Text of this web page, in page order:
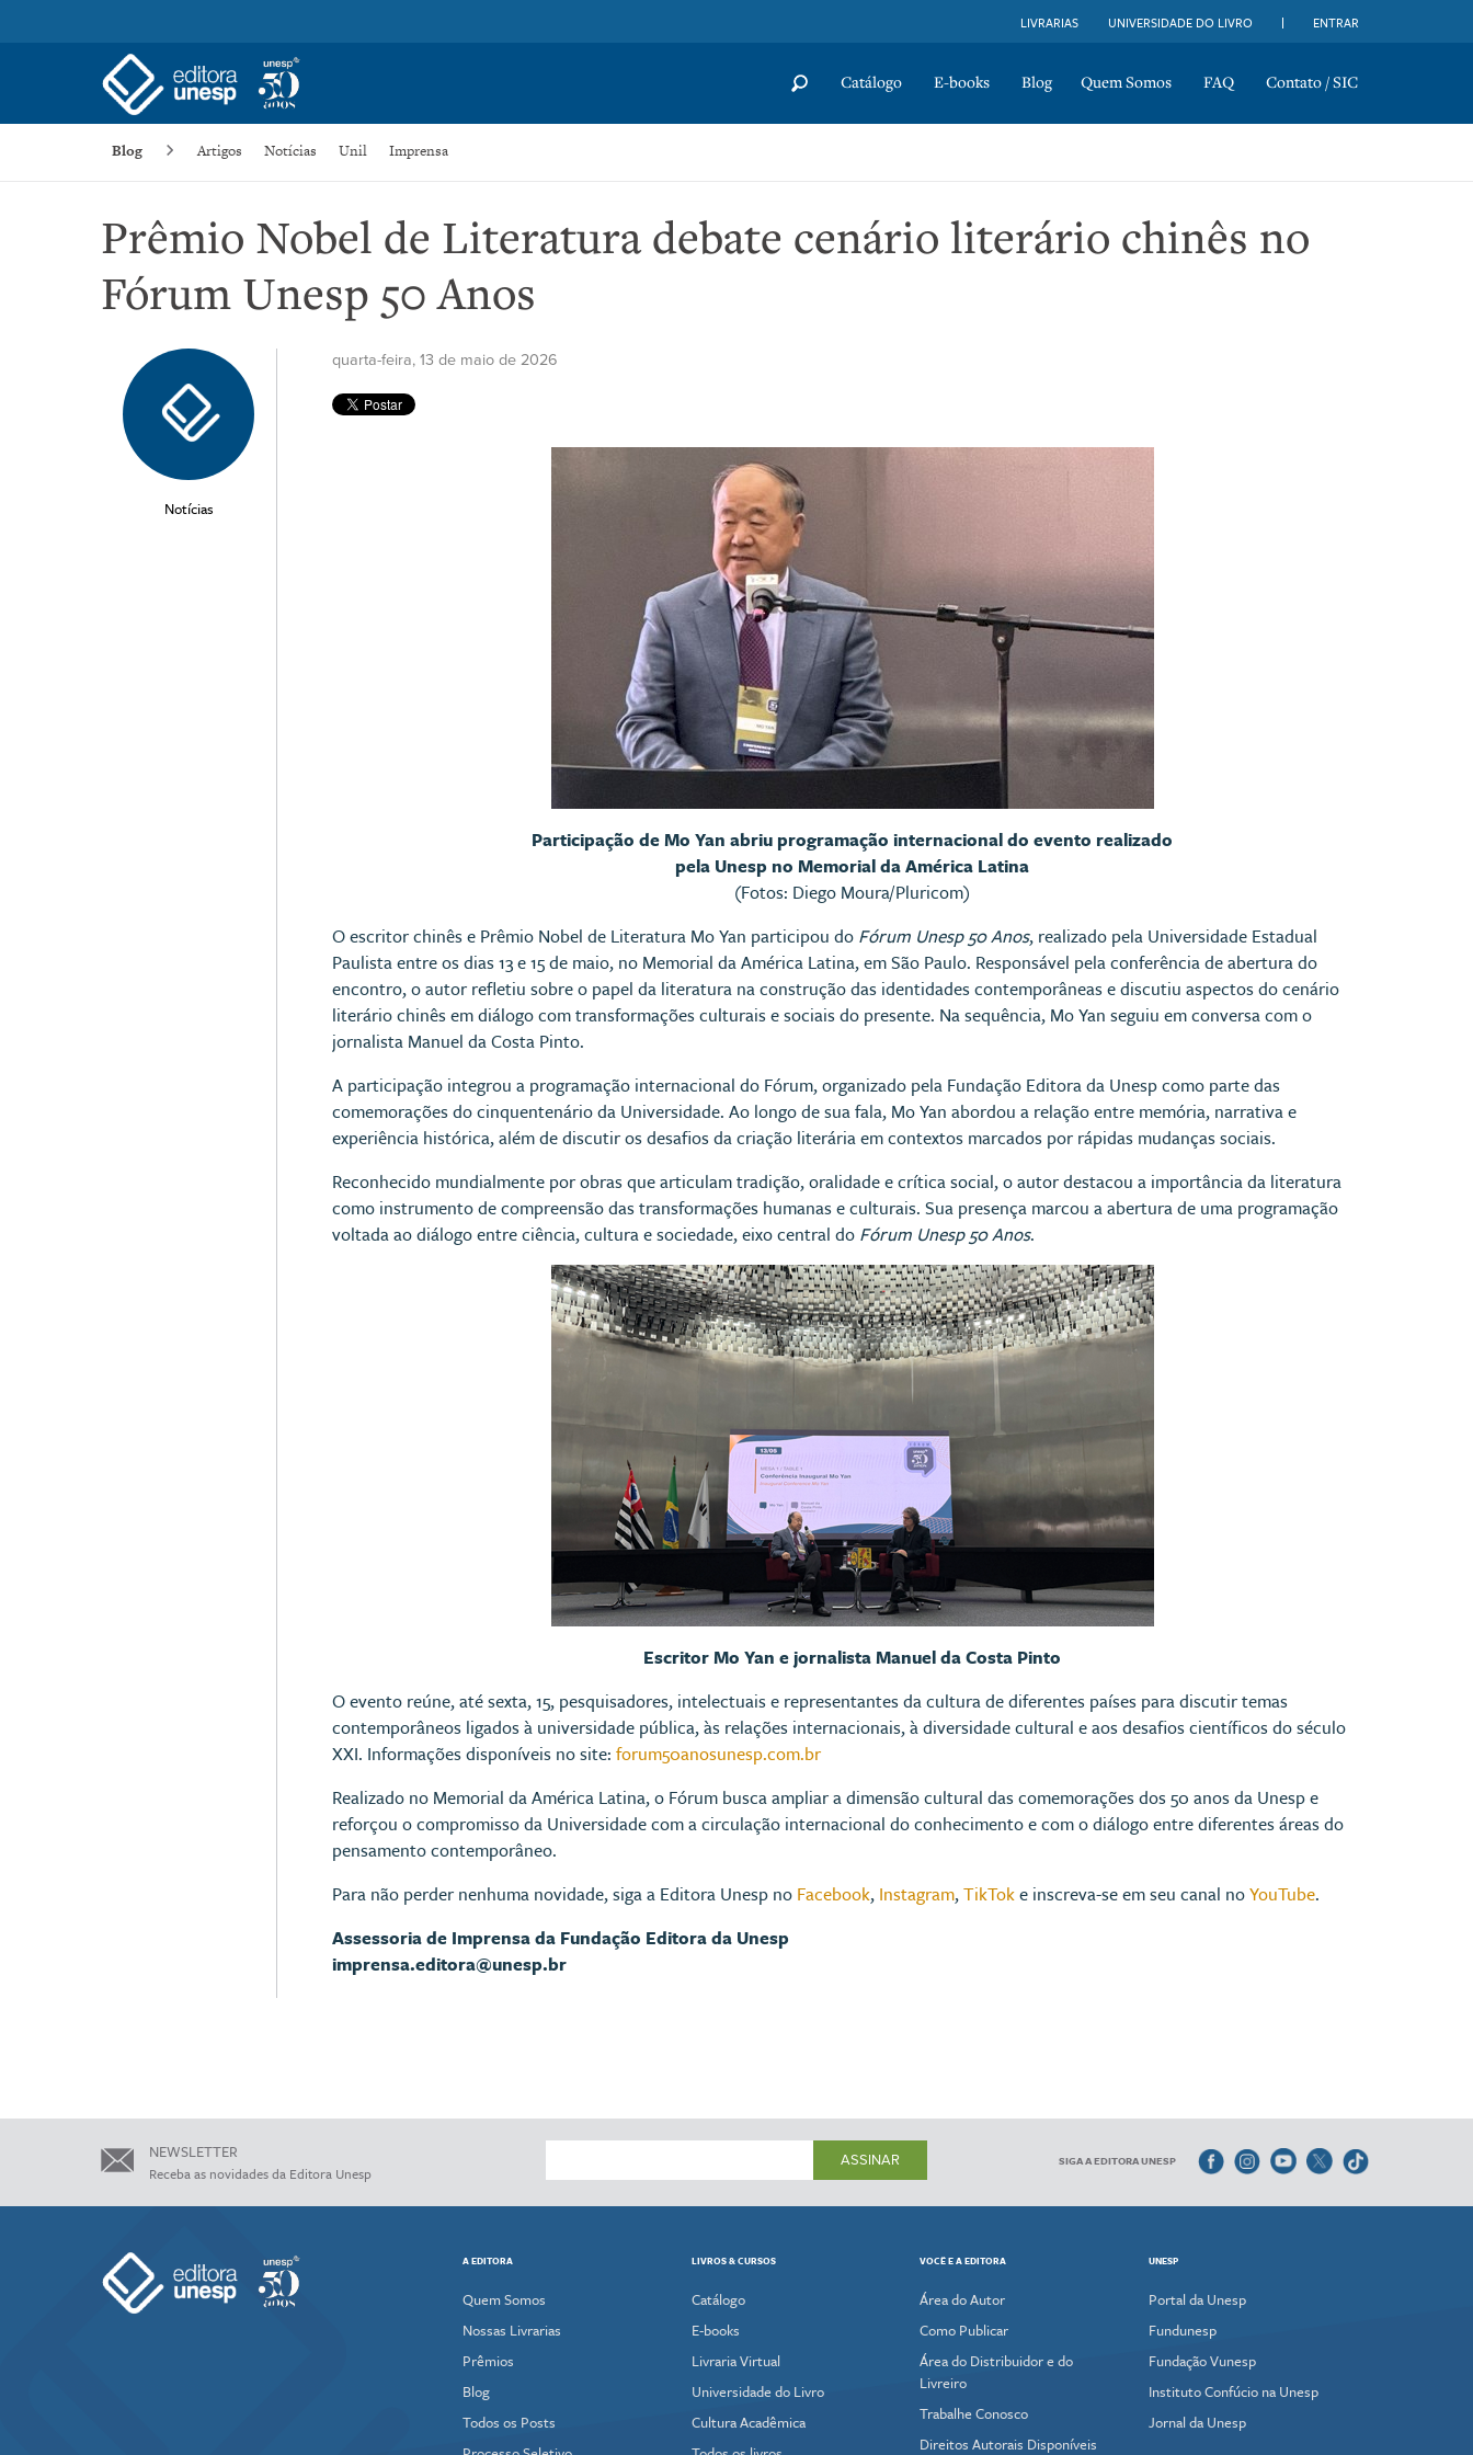
LIVRARIAS UNIVERSIDADE DO LIVRO ENTRAR
Catálogo E-books Blog Quem Somos FAQ Contato / SIC
Blog Artigos Notícias Unil Imprensa
Prêmio Nobel de Literatura debate cenário literário chinês no
Fórum Unesp 50 Anos
Notícias
quarta-feira, 13 de maio de 2026
Participação de Mo Yan abriu programação internacional do evento realizado
pela Unesp no Memorial da América Latina
(Fotos: Diego Moura/Pluricom)
O escritor chinês e Prêmio Nobel de Literatura Mo Yan participou do Fórum Unesp 50 Anos, realizado pela Universidade Estadual
Paulista entre os dias 13 e 15 de maio, no Memorial da América Latina, em São Paulo. Responsável pela conferência de abertura do
encontro, o autor refletiu sobre o papel da literatura na construção das identidades contemporâneas e discutiu aspectos do cenário
literário chinês em diálogo com transformações culturais e sociais do presente. Na sequência, Mo Yan seguiu em conversa com o
jornalista Manuel da Costa Pinto.
A participação integrou a programação internacional do Fórum, organizado pela Fundação Editora da Unesp como parte das
comemorações do cinquentenário da Universidade. Ao longo de sua fala, Mo Yan abordou a relação entre memória, narrativa e
experiência histórica, além de discutir os desafios da criação literária em contextos marcados por rápidas mudanças sociais.
Reconhecido mundialmente por obras que articulam tradição, oralidade e crítica social, o autor destacou a importância da literatura
como instrumento de compreensão das transformações humanas e culturais. Sua presença marcou a abertura de uma programação
voltada ao diálogo entre ciência, cultura e sociedade, eixo central do Fórum Unesp 50 Anos.
Escritor Mo Yan e jornalista Manuel da Costa Pinto
O evento reúne, até sexta, 15, pesquisadores, intelectuais e representantes da cultura de diferentes países para discutir temas
contemporâneos ligados à universidade pública, às relações internacionais, à diversidade cultural e aos desafios científicos do século
XXI. Informações disponíveis no site: forum50anosunesp.com.br
Realizado no Memorial da América Latina, o Fórum busca ampliar a dimensão cultural das comemorações dos 50 anos da Unesp e
reforçou o compromisso da Universidade com a circulação internacional do conhecimento e com o diálogo entre diferentes áreas do
pensamento contemporâneo.
Para não perder nenhuma novidade, siga a Editora Unesp no Facebook, Instagram,TikToke inscreva-se em seu canal noYouTube.
Assessoria de Imprensa da Fundação Editora da Unesp
imprensa.editora@unesp.br
NEWSLETTER
Receba as novidades da Editora Unesp
ASSINAR SIGA A EDITORA UNESP
A EDITORA
Quem Somos
Nossas Livrarias
Prêmios
Blog
Todos os Posts
LIVROS & CURSOS
Catálogo
E-books
Livraria Virtual
Universidade do Livro
Cultura Acadêmica
VOCÊ E A EDITORA
Área do Autor
Como Publicar
Área do Distribuidor e do
Livreiro
Trabalhe Conosco
Direitos Autorais Disponíveis
UNESP
Portal da Unesp
Fundunesp
Fundação Vunesp
Instituto Confúcio na Unesp
Jornal da Unesp